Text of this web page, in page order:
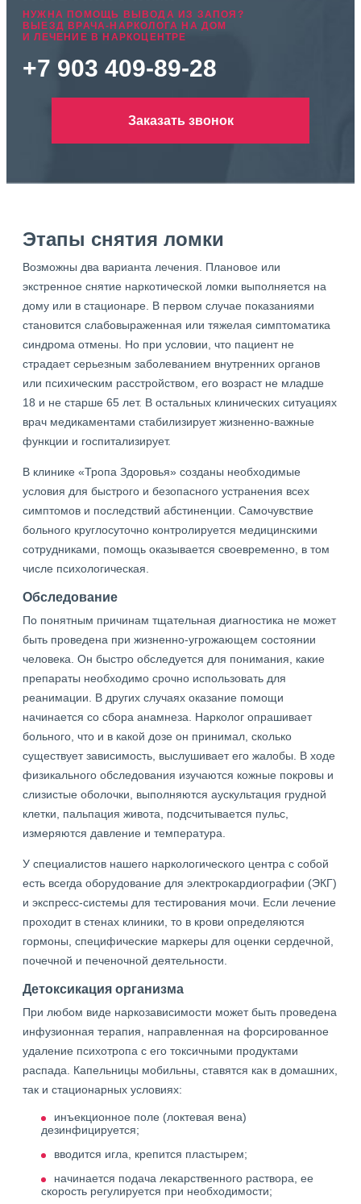
НУЖНА ПОМОЩЬ ВЫВОДА ИЗ ЗАПОЯ?
ВЫЕЗД ВРАЧА-НАРКОЛОГА НА ДОМ
И ЛЕЧЕНИЕ В НАРКОЦЕНТРЕ
+7 903 409-89-28
Заказать звонок
Этапы снятия ломки
Возможны два варианта лечения. Плановое или
экстренное снятие наркотической ломки выполняется на
дому или в стационаре. В первом случае показаниями
становится слабовыраженная или тяжелая симптоматика
синдрома отмены. Но при условии, что пациент не
страдает серьезным заболеванием внутренних органов
или психическим расстройством, его возраст не младше
18 и не старше 65 лет. В остальных клинических ситуациях
врач медикаментами стабилизирует жизненно-важные
функции и госпитализирует.
В клинике «Тропа Здоровья» созданы необходимые
условия для быстрого и безопасного устранения всех
симптомов и последствий абстиненции. Самочувствие
больного круглосуточно контролируется медицинскими
сотрудниками, помощь оказывается своевременно, в том
числе психологическая.
Обследование
По понятным причинам тщательная диагностика не может
быть проведена при жизненно-угрожающем состоянии
человека. Он быстро обследуется для понимания, какие
препараты необходимо срочно использовать для
реанимации. В других случаях оказание помощи
начинается со сбора анамнеза. Нарколог опрашивает
больного, что и в какой дозе он принимал, сколько
существует зависимость, выслушивает его жалобы. В ходе
физикального обследования изучаются кожные покровы и
слизистые оболочки, выполняются аускультация грудной
клетки, пальпация живота, подсчитывается пульс,
измеряются давление и температура.
У специалистов нашего наркологического центра с собой
есть всегда оборудование для электрокардиографии (ЭКГ)
и экспресс-системы для тестирования мочи. Если лечение
проходит в стенах клиники, то в крови определяются
гормоны, специфические маркеры для оценки сердечной,
почечной и печеночной деятельности.
Детоксикация организма
При любом виде наркозависимости может быть проведена
инфузионная терапия, направленная на форсированное
удаление психотропа с его токсичными продуктами
распада. Капельницы мобильны, ставятся как в домашних,
так и стационарных условиях:
инъекционное поле (локтевая вена)
дезинфицируется;
вводится игла, крепится пластырем;
начинается подача лекарственного раствора, ее
скорость регулируется при необходимости;